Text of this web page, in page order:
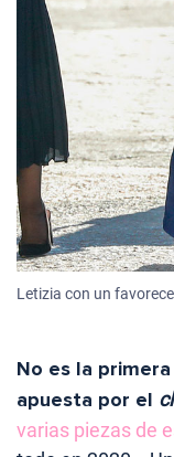
Letizia con un
No es la
apuesta por el
varias piezas de